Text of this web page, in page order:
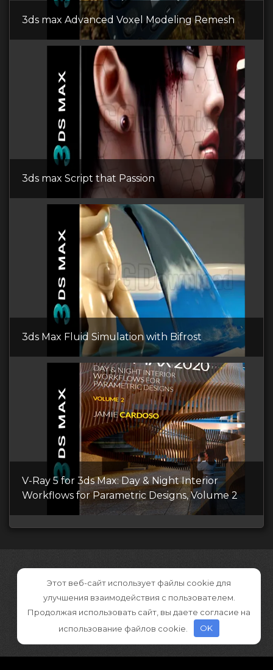
3ds max Advanced Voxel Modeling Remesh
3ds max Script that Passion
3ds Max Fluid Simulation with Bifrost
V-Ray 5 for 3ds Max: Day & Night Interior
Workflows for Parametric Designs, Volume 2
Этот веб-сайт использует файлы cookie для
улучшения взаимодействия с пользователем.
Продолжая использовать сайт, вы даете согласие на
использование файлов cookie.
OK